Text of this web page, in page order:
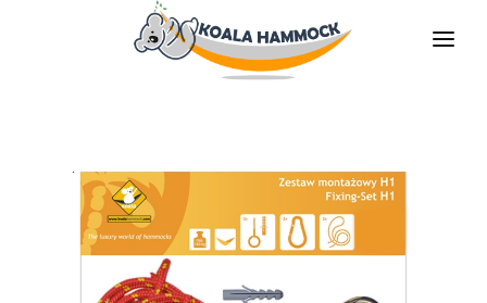
COMMERCES
DEVENIR DISTRIBUTEUR